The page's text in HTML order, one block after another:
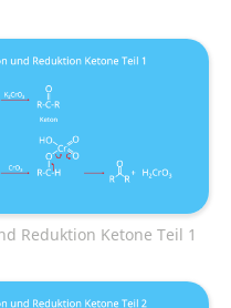
Reduktion Ketone Teil 1